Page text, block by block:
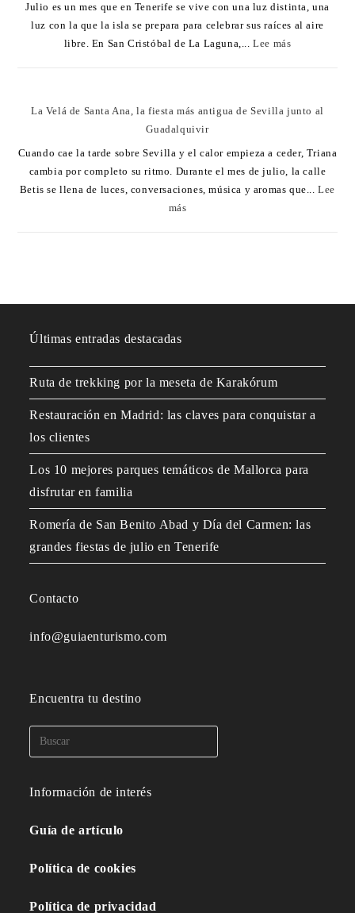
Julio es un mes que en Tenerife se vive con una luz distinta, una
luz con la que la isla se prepara para celebrar sus raíces al aire
libre. En San Cristóbal de La Laguna,...Lee más
La Velá de Santa Ana, la fiesta más antigua de Sevilla junto al
Guadalquivir
Cuando cae la tarde sobre Sevilla y el calor empieza a ceder, Triana
cambia por completo su ritmo. Durante el mes de julio, la calle
Betis se llena de luces, conversaciones, música y aromas que...Lee
más
Últimas entradas destacadas
Ruta de trekking por la meseta de Karakórum
Restauración en Madrid: las claves para conquistar a
los clientes
Los 10 mejores parques temáticos de Mallorca para
disfrutar en familia
Romería de San Benito Abad y Día del Carmen: las
grandes fiestas de julio en Tenerife
Contacto
info@guiaenturismo.com
Encuentra tu destino
Información de interés
Guía de artículo
Política de cookies
Política de privacidad